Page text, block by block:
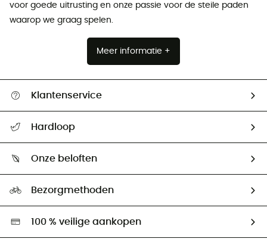
voor goede uitrusting en onze passie voor de steile paden
waarop we graag spelen.
Meer informatie +
Klantenservice
Retourzendingen & Terugbetalingen
Hardloop
Ambassadeurs
Onze beloften
Hardgreen
Bezorgmethoden
100 % veilige aankopen